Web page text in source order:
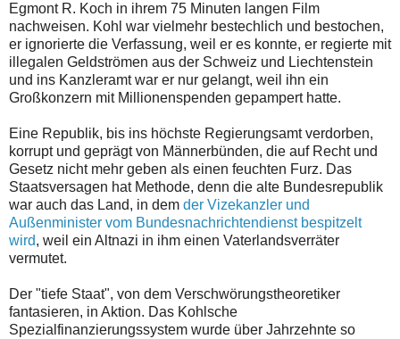
Egmont R. Koch in ihrem 75 Minuten langen Film
nachweisen. Kohl war vielmehr bestechlich und bestochen,
er ignorierte die Verfassung, weil er es konnte, er regierte mit
illegalen Geldströmen aus der Schweiz und Liechtenstein
und ins Kanzleramt war er nur gelangt, weil ihn ein
Großkonzern mit Millionenspenden gepampert hatte.
Eine Republik, bis ins höchste Regierungsamt verdorben,
korrupt und geprägt von Männerbünden, die auf Recht und
Gesetz nicht mehr geben als einen feuchten Furz. Das
Staatsversagen hat Methode, denn die alte Bundesrepublik
war auch das Land, in dem der Vizekanzler und
Außenminister vom Bundesnachrichtendienst bespitzelt
wird, weil ein Altnazi in ihm einen Vaterlandsverräter
vermutet.
Der "tiefe Staat", von dem Verschwörungstheoretiker
fantasieren, in Aktion. Das Kohlsche
Spezialfinanzierungssystem wurde über Jahrzehnte so